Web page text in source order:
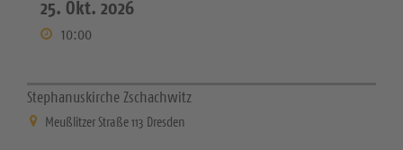
25. Okt. 2026
10:00
Stephanuskirche Zschachwitz
Meußlitzer Straße 113 Dresden